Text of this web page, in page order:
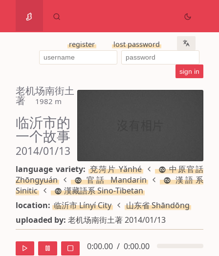
register lost password
老机场南街土
著 1982 m
临沂市的
一个故事
2014/01/13
language variety: 兗菏片 Yǎnhé
中原官話
Zhōngyuán
官話 Mandarin
漢語系
Sinitic
漢藏語系 Sino-Tibetan
location: 临沂市 Línyí City
山东省 Shāndōng
uploaded by: 老机场南街土著 2014/01/13
0:00.00 / 0:00.00